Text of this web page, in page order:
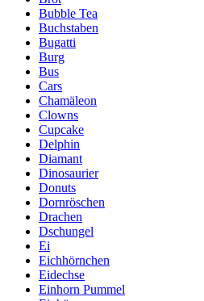
Bubble Tea
Buchstaben
Bugatti
Burg
Bus
Cars
Chamäleon
Clowns
Cupcake
Delphin
Diamant
Dinosaurier
Donuts
Dornröschen
Drachen
Dschungel
Ei
Eichhörnchen
Eidechse
Einhorn Pummel